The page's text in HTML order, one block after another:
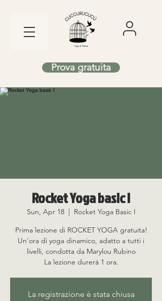
Prova gratuita
Rocket Yoga basic I
Sun, Apr 18
  |
Rocket Yoga Basic I
Prima lezione di ROCKET YOGA gratuita!
Un'ora di yoga dinamico, adatto a tutti i
livelli, condotta da Marylou Rubino
La lezione durerà 1 ora.
La registrazione è stata chiusa